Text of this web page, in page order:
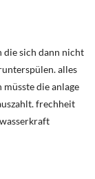
die sich dann nicht
alles
die anlage
frechheit